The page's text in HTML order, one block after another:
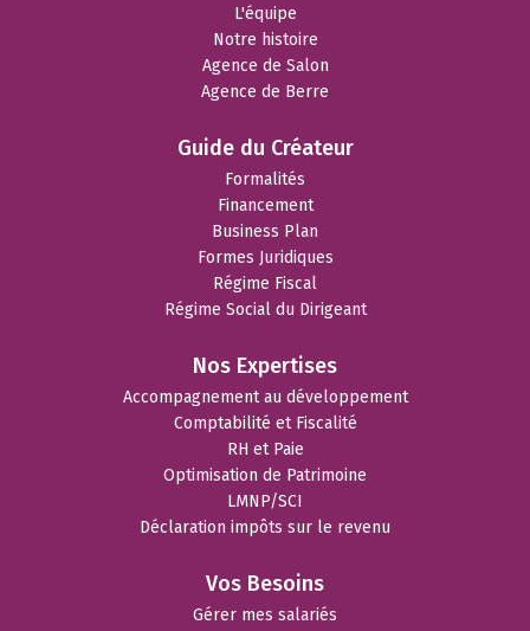
L'équipe
Notre histoire
Agence de Salon
Agence de Berre
Guide du Créateur
Formalités
Financement
Business Plan
Formes Juridiques
Régime Fiscal
Régime Social du Dirigeant
Nos Expertises
Accompagnement au développement
Comptabilité et Fiscalité
RH et Paie
Optimisation de Patrimoine
LMNP/SCI
Déclaration impôts sur le revenu
Vos Besoins
Gérer mes salariés